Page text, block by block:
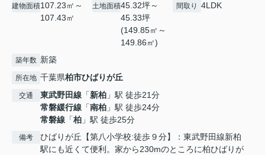
建物面積107.23㎡～
107.43㎡
土地面積45.32坪～
45.33坪
(149.85㎡～
149.86㎡)
間取り 4LDK
築年数 新築
所在地 千葉県柏市ひばりが丘
交通 東武野田線 「新柏 」駅 徒歩21分
常磐緩行線 「南柏 」駅 徒歩24分
常磐線 「柏 」駅 徒歩25分
備考
ひばりが丘【第八小学校:徒歩９分】：東武野田線新柏
駅にも近くて便利。家から230mのところに柏ひばりが